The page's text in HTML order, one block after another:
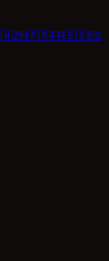
ZH🇫🇷FR🇪🇸ES